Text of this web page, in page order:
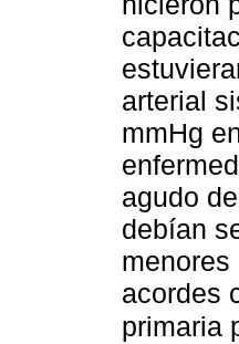
arterial
mmHg
agudo
debían
acordes
primaria